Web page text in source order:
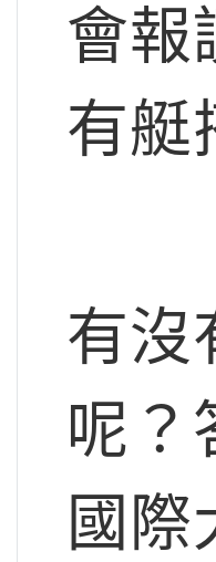
會報
有艇
有沒
呢？
國